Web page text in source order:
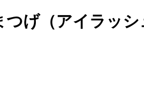
つげ（アイラッ